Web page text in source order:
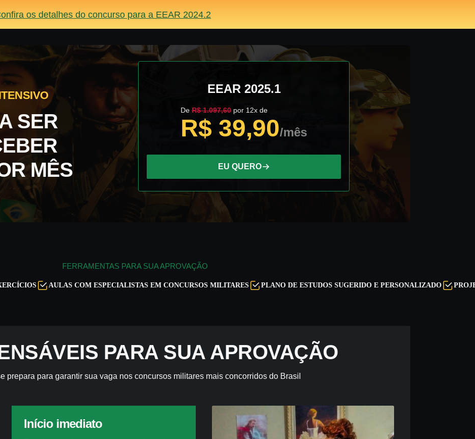
os detalhes do concurso para a EEAR 2024.2
SER
MÊS
EEAR 2025.1
DeR$ 1.097,60por 12x de
R$ 39,90/mês
EU QUERO
FERRAMENTAS PARA SUA APROVAÇÃO
AULAS COM ESPECIALISTAS EM CONCURSOS MILITARES PLANO DE ESTUDOS SUGERIDO E PERSONALIZADO PROJETOS
PARA SUA APROVAÇÃO
prepara para garantir sua vaga nos concursos militares mais concorridos do Brasil
Início imediato